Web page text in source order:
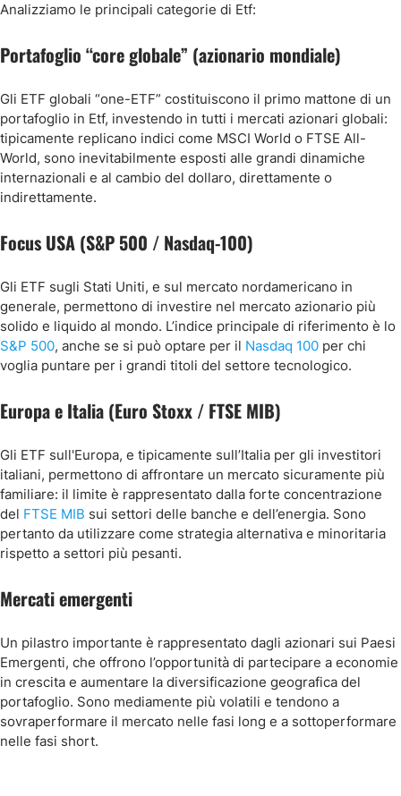
Analizziamo le principali categorie di Etf:
Portafoglio “core globale” (azionario mondiale)
Gli ETF globali “one-ETF” costituiscono il primo mattone di un
portafoglio in Etf, investendo in tutti i mercati azionari globali:
tipicamente replicano indici come MSCI World o FTSE All-
World, sono inevitabilmente esposti alle grandi dinamiche
internazionali e al cambio del dollaro, direttamente o
indirettamente.
Focus USA (S&P 500 / Nasdaq-100)
Gli ETF sugli Stati Uniti, e sul mercato nordamericano in
generale, permettono di investire nel mercato azionario più
solido e liquido al mondo. L’indice principale di riferimento è lo
S&P 500, anche se si può optare per il Nasdaq 100 per chi
voglia puntare per i grandi titoli del settore tecnologico.
Europa e Italia (Euro Stoxx / FTSE MIB)
Gli ETF sull'Europa, e tipicamente sull’Italia per gli investitori
italiani, permettono di affrontare un mercato sicuramente più
familiare: il limite è rappresentato dalla forte concentrazione
del FTSE MIB sui settori delle banche e dell’energia. Sono
pertanto da utilizzare come strategia alternativa e minoritaria
rispetto a settori più pesanti.
Mercati emergenti
Un pilastro importante è rappresentato dagli azionari sui Paesi
Emergenti, che offrono l’opportunità di partecipare a economie
in crescita e aumentare la diversificazione geografica del
portafoglio. Sono mediamente più volatili e tendono a
sovraperformare il mercato nelle fasi long e a sottoperformare
nelle fasi short.